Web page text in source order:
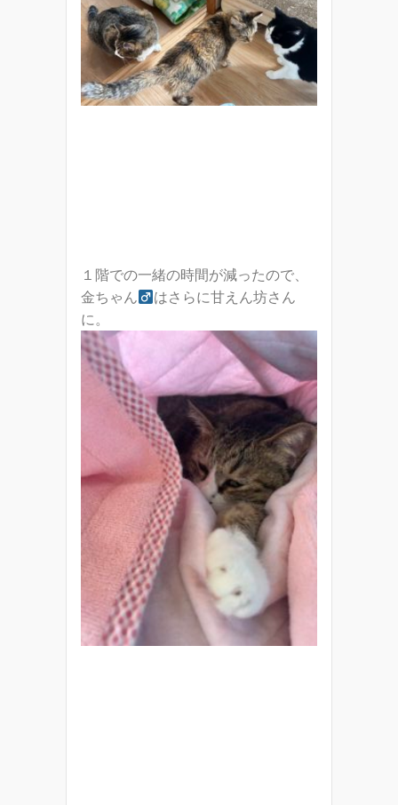
１階での一緒の時間が減ったので、
金ちゃん
はさらに甘えん坊さん
に。